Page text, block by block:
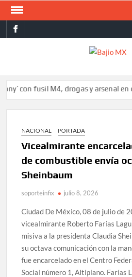
Saltar
contenidofacebook
fusil M4, drogas y arsenal en
NACIONAL PORTADA
Vicealmirante
de combustible envía
Sheinbaum
soporteinfix julio 8, 2026
Ciudad De México, 08 de julio de
vicealmirante Roberto Farías
misiva a la presidenta Claudia
su octava comunicación con la
fue encarcelado en el Centro
Social número 1, Altiplano. Farías